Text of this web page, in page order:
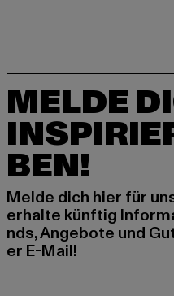
MELDE
BEN!
Melde dich hier für
erhalte künftig
nds, Angebote und
er E-Mail!